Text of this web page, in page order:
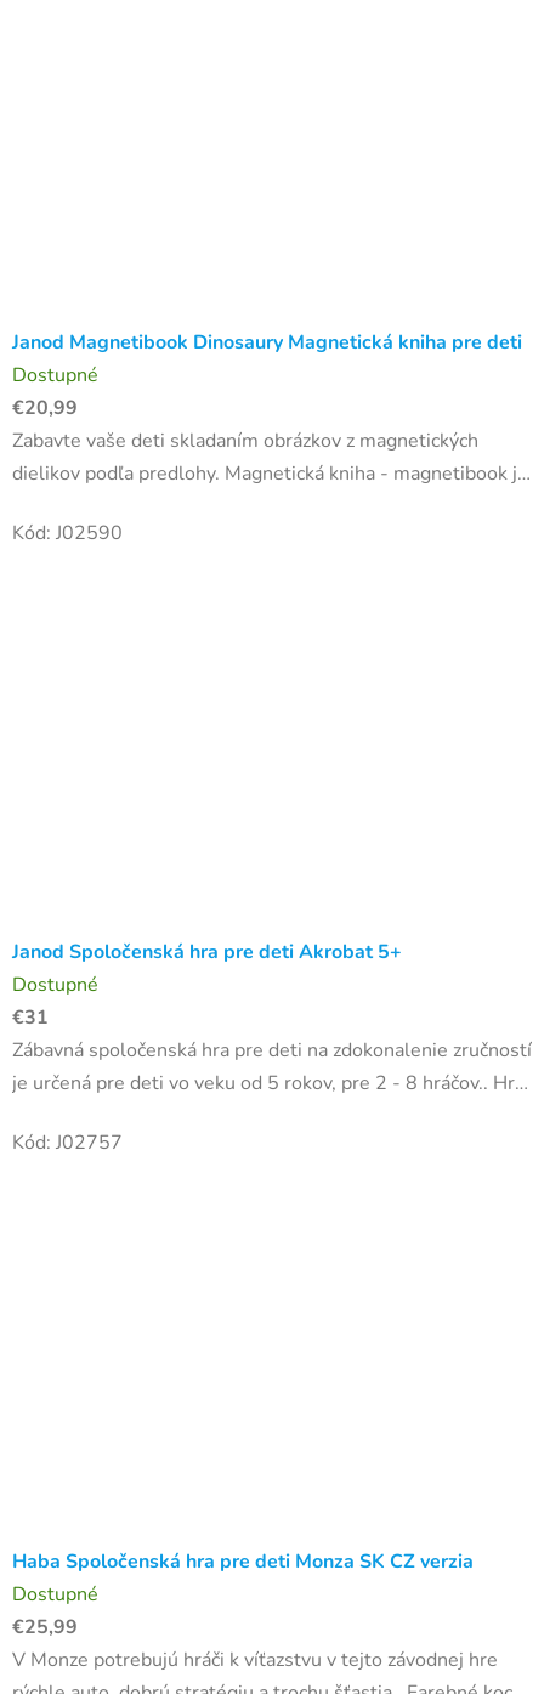
Janod Magnetibook Dinosaury Magnetická kniha pre deti
Dostupné
€20,99
Zabavte vaše deti skladaním obrázkov z magnetických
dielikov podľa predlohy. Magnetická kniha - magnetibook je
rokov....
Kód: J02590
Janod Spoločenská hra pre deti Akrobat 5+
Dostupné
€31
Zábavná spoločenská hra pre deti na zdokonalenie zručností
je určená pre deti vo veku od 5 rokov, pre 2 - 8 hráčov.. Hra
Kód: J02757
Haba Spoločenská hra pre deti Monza SK CZ verzia
Dostupné
€25,99
V Monze potrebujú hráči k víťazstvu v tejto závodnej hre